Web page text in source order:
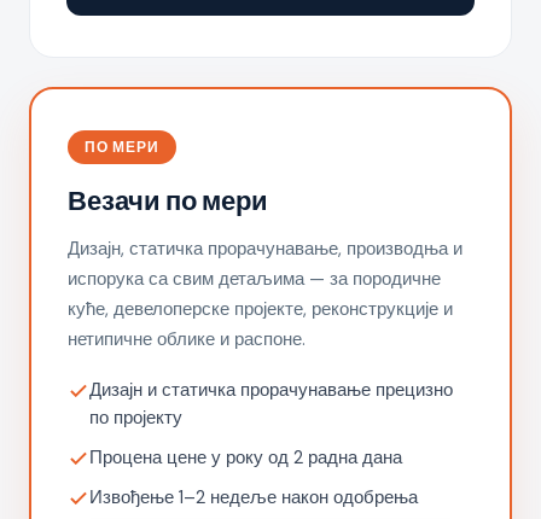
ПО МЕРИ
Везачи по мери
Дизајн, статичка прорачунавање, производња и
испорука са свим детаљима — за породичне
куће, девелоперске пројекте, реконструкције и
нетипичне облике и распоне.
Дизајн и статичка прорачунавање прецизно
по пројекту
Процена цене у року од 2 радна дана
Извођење 1–2 недеље након одобрења